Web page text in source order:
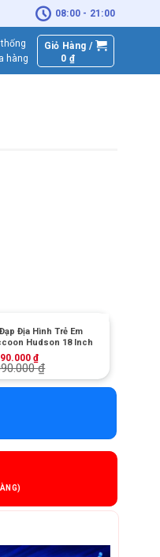
🚚 Miễn phí giao hàng -
08:00 - 21:00
thống
hàng
Giỏ Hàng /
0₫
Địa Hình Trẻ Em
Hudson 18 Inch
₫
₫
Cơ số lượng